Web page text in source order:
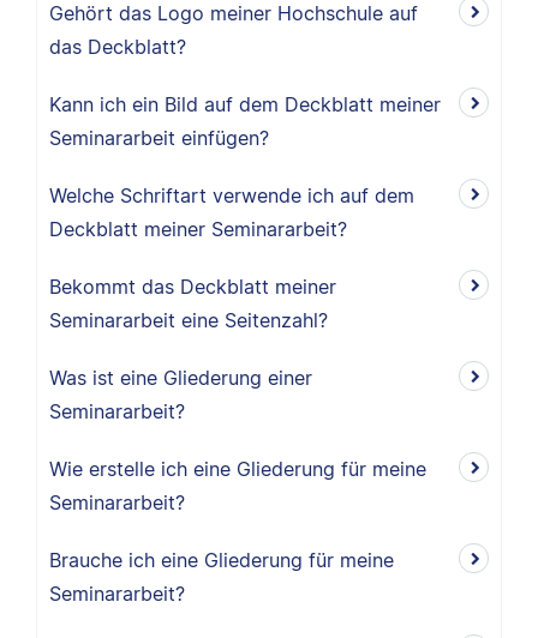
Gehört das Logo meiner Hochschule auf
das Deckblatt?
Kann ich ein Bild auf dem Deckblatt meiner
Seminararbeit einfügen?
Welche Schriftart verwende ich auf dem
Deckblatt meiner Seminararbeit?
Bekommt das Deckblatt meiner
Seminararbeit eine Seitenzahl?
Was ist eine Gliederung einer
Seminararbeit?
Wie erstelle ich eine Gliederung für meine
Seminararbeit?
Brauche ich eine Gliederung für meine
Seminararbeit?